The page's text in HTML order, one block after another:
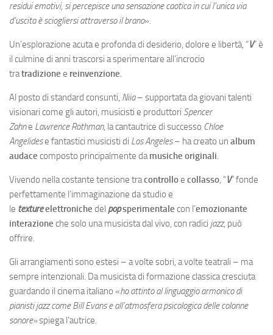
residui emotivi, si percepisce una sensazione caotica in cui l’unica via
d’uscita è sciogliersi attraverso il brano».
Un’esplorazione acuta e profonda di desiderio, dolore e libertà, “V” è
il culmine di anni trascorsi a sperimentare all’incrocio
tratradizione e reinvenzione.
Al posto di standard consunti, Niia– supportata da giovani talenti
visionari come gli autori, musicisti e produttori Spencer
Zahne Lawrence Rothman, la cantautrice di successo Chloe
Angelidese fantastici musicisti di Los Angeles– ha creato un album
audace composto principalmente damusiche originali.
Vivendo nella costante tensione tracontrolloe collasso, “V” fonde
perfettamente l’immaginazione da studio e
le textureelettroniche del popsperimentale con l’emozionante
interazione che solo una musicista dal vivo, con radici jazz, può
offrire.
Gli arrangiamenti sono estesi – a volte sobri, a volte teatrali – ma
sempre intenzionali. Da musicista di formazione classica cresciuta
guardando il cinema italiano «ho attinto al linguaggio armonico di
pianisti jazz come Bill Evans e all’atmosfera psicologica delle colonne
sonore»spiega l’autrice.